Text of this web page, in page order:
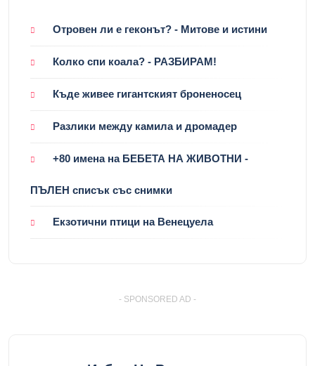
Отровен ли е геконът? - Митове и истини
Колко спи коала? - РАЗБИРАМ!
Къде живее гигантският броненосец
Разлики между камила и дромадер
+80 имена на БЕБЕТА НА ЖИВОТНИ -
ПЪЛЕН списък със снимки
Екзотични птици на Венецуела
- SPONSORED AD -